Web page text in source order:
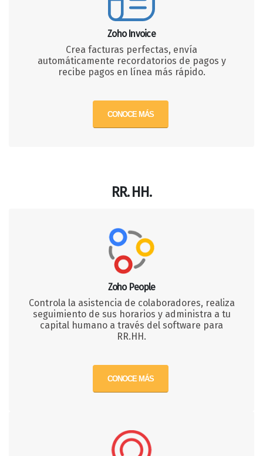
Zoho Invoice
Crea facturas perfectas, envía
automáticamente recordatorios de pagos y
recibe pagos en línea más rápido.
CONOCE MÁS
RR. HH.
Zoho People
Controla la asistencia de colaboradores, realiza
seguimiento de sus horarios y administra a tu
capital humano a través del software para
RR.HH.
CONOCE MÁS